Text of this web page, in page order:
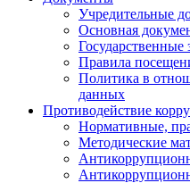
Учредительные
Основная
Государственные
Правила
Политика в
данных
Противодействие
Нормативные,
Методические